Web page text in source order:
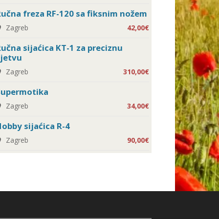
freza RF-120 sa fiksnim nožem
Zagreb 42,00€
sijaćica KT-1 za preciznu
Zagreb 310,00€
Zagreb 34,00€
sijaćica R-4
Zagreb 90,00€